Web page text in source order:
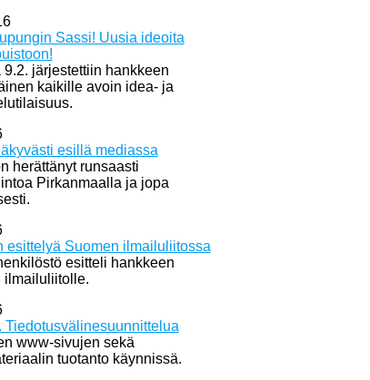
Sassi! Uusia ideoita
9.2. järjestettiin hankkeen
kaikille avoin idea- ja
esillä mediassa
herättänyt runsaasti
Pirkanmaalla ja jopa
esittelyä Suomen ilmailuliitossa
esitteli hankkeen
ilmailuliitolle.
Tiedotusvälinesuunnittelua
www-sivujen sekä
tuotanto käynnissä.